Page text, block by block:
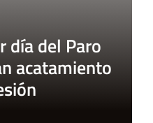
día del Paro
acatamiento